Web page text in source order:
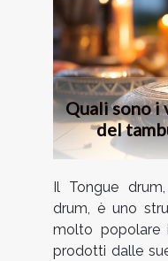
Quali sono
del
Il Tongue
drum, è uno
molto popolare
prodotti dalle